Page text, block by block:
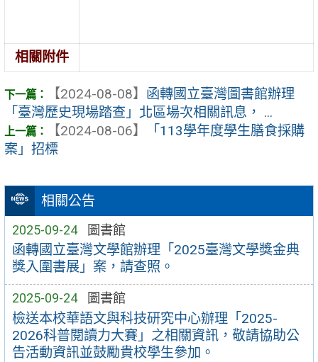
相關公告
2025-09-24 圖書館
函轉國立臺灣文學館辦理「2025臺灣文學獎金典
獎入圍書展」案，請查照。
2025-09-24 圖書館
檢送本校華語文與科技研究中心辦理「2025-
2026科普閱讀力大賽」之相關資訊，敬請協助公
告活動資訊並鼓勵貴校學生參加。
相關附件
【2024-08-08】 函轉國立臺灣圖書館辦理
「臺灣歷史現場踏查」北區場次相關訊息， ...
【2024-08-06】
「113學年度學生膳食採購
案」招標